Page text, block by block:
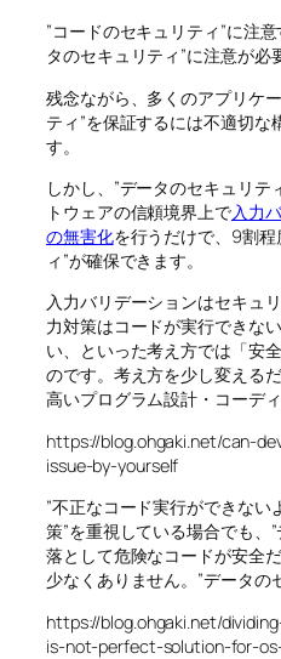
”コードのセキュリティ”に注
タのセキュリティ”に注意が必
残念ながら、多くのアプリケ
ティ”を保証するには不適切
す。
しかし、”データのセキュリテ
トウェアの信頼境界上で入力
の無害化を行うだけで、9割程
ィ”が確保できます。
入力バリデーションはセキュ
力対策はコードが実行できな
い、といった考え方では「安
のです。考え方を少し変える
高いプログラム設計・コーデ
https://blog.ohgaki.net/can-
issue-by-yourself
”不正なコード実行ができな
策”を重視している場合でも、
落として危険なコードが安全
少なくありません。”データの
https://blog.ohgaki.net/
is-not-perfect-solution-for-